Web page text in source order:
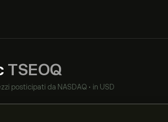
TSEOQ
posticipati da NASDAQ • in USD